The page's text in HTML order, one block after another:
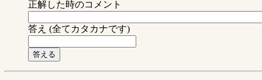
正解した時のコメント
答え (全てカタカナです)